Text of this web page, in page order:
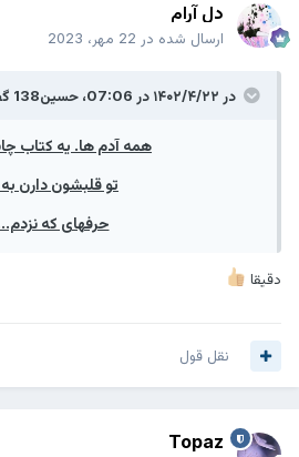
دل آرام
ارسال شده در 22 مهر، 2023
در ۱۴۰۲/۴/۲۲ در 07:06، حسین138
همه آدم ها. یه کتاب
تو قلبشون دارن به
حرفهای که
دقیقا
نقل قول
Topaz